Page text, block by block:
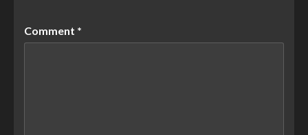
Comment *